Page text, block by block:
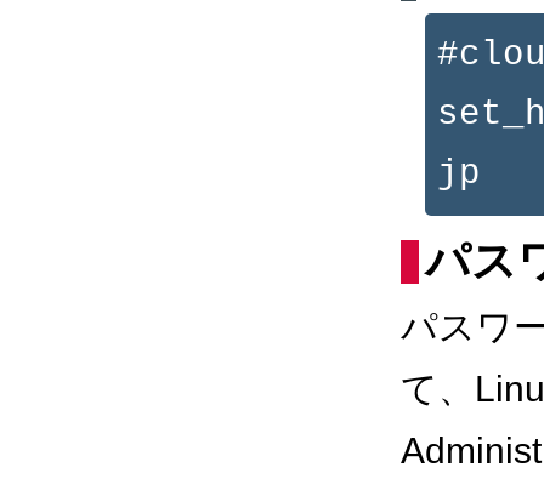
jp
パス
パスワ
て、